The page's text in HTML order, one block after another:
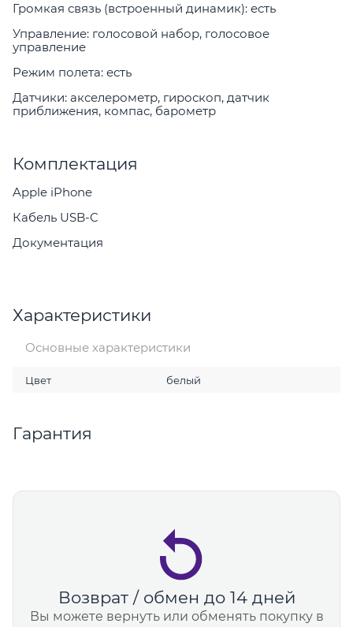
Громкая связь (встроенный динамик): есть
Управление: голосовой набор, голосовое
управление
Режим полета: есть
Датчики: акселерометр, гироскоп, датчик
приближения, компас, барометр
Комплектация
Apple iPhone
Кабель USB-C
Документация
Характеристики
Основные характеристики
Цвет белый
Гарантия
Возврат / обмен до 14 дней
Вы можете вернуть или обменять покупку в